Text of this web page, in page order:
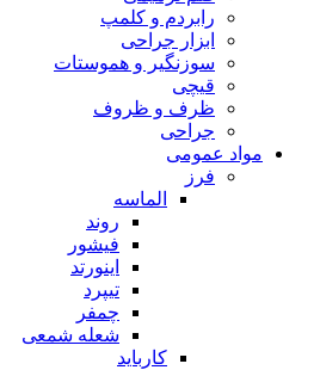
رابردم و کلمپ
ابزار جراحی
سوزنگیر و هموستات
قیچی
ظرف و ظروف
جراحی
مواد عمومی
فرز
الماسه
روند
فیشور
اینورتد
تیپرد
چمفر
شعله شمعی
کارباید